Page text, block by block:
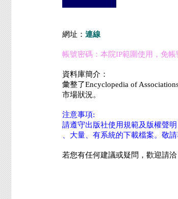
網址： 連線
帳號密碼：本院IP範圍使用，免帳
資料庫簡介：
彙整了Encyclopedia of
市場狀況。
注意事項:
請遵守出版社使用規範及版權聲
、大量、有系統的下載檔案。敬
若您有任何建議或疑問，歡迎請